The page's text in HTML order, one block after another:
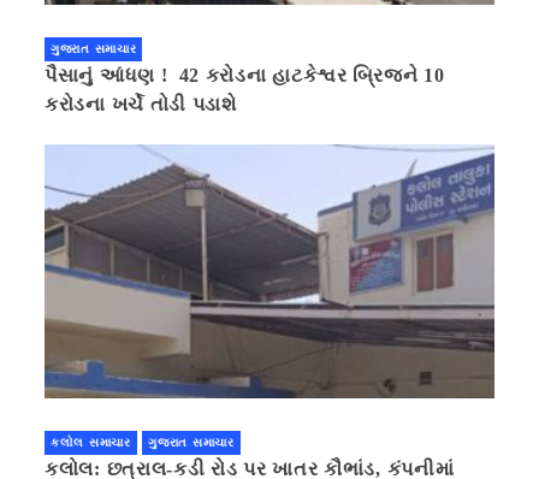
ગુજરાત સમાચાર
પૈસાનું આંધણ ! 42 કરોડના હાટકેશ્વર બ્રિજને 10
કરોડના ખર્ચે તોડી પડાશે
કલોલ સમાચાર ગુજરાત સમાચાર
કલોલ: છત્રાલ-કડી રોડ પર ખાતર કૌભાંડ, કંપનીમાં